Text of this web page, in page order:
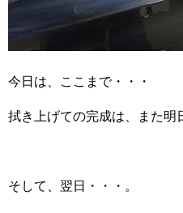
今日は、ここまで・・・
拭き上げての完成は、また明
そして、翌日・・・。